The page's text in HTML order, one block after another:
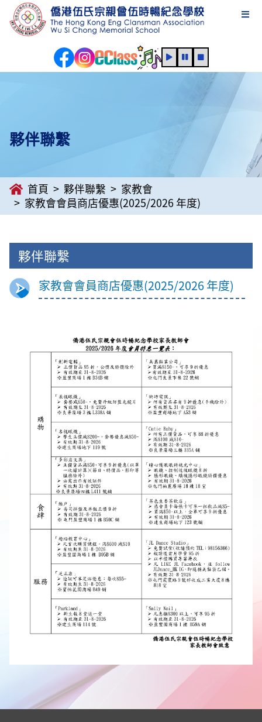
夥伴聯繫
首頁 夥伴聯繫
家教會
家教會會員商店優惠(2025/2026 年度)
夥伴聯繫
家教會會員商店優惠(2025/2026 年度)